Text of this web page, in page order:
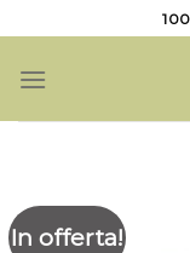
ai
contenuti
In offerta!